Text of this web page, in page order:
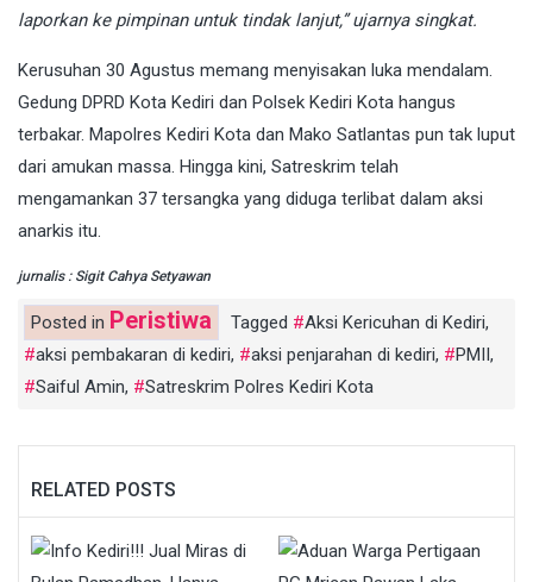
laporkan ke pimpinan untuk tindak lanjut,” ujarnya singkat.
Kerusuhan 30 Agustus memang menyisakan luka mendalam.
Gedung DPRD Kota Kediri dan Polsek Kediri Kota hangus
terbakar. Mapolres Kediri Kota dan Mako Satlantas pun tak luput
dari amukan massa. Hingga kini, Satreskrim telah
mengamankan 37 tersangka yang diduga terlibat dalam aksi
anarkis itu.
jurnalis : Sigit Cahya Setyawan
Posted in Peristiwa Tagged Aksi Kericuhan di Kediri,
aksi pembakaran di kediri, aksi penjarahan di kediri, PMII,
Saiful Amin, Satreskrim Polres Kediri Kota
RELATED POSTS